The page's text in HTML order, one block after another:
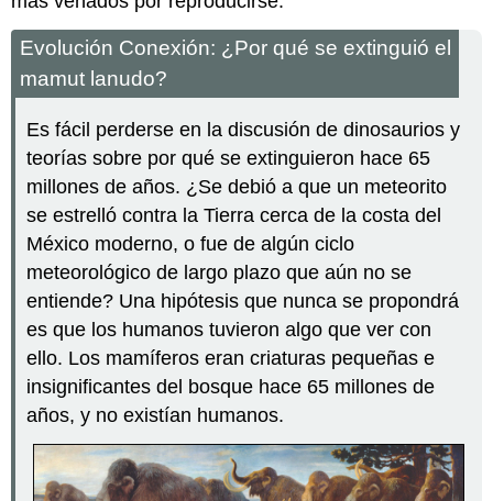
Evolución Conexión: ¿Por qué se extinguió el
mamut lanudo?
Es fácil perderse en la discusión de dinosaurios y
teorías sobre por qué se extinguieron hace 65
millones de años. ¿Se debió a que un meteorito
se estrelló contra la Tierra cerca de la costa del
México moderno, o fue de algún ciclo
meteorológico de largo plazo que aún no se
entiende? Una hipótesis que nunca se propondrá
es que los humanos tuvieron algo que ver con
ello. Los mamíferos eran criaturas pequeñas e
insignificantes del bosque hace 65 millones de
años, y no existían humanos.